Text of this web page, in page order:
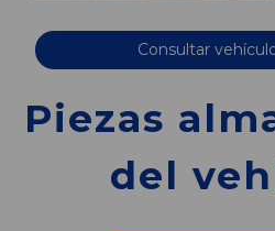
Consultar
Piezas
del